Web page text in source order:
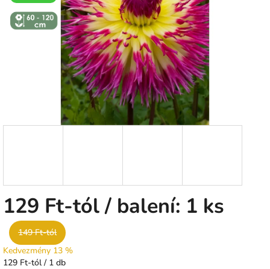
csillag.
↕️ VÝŠKA 60
- 120 CM
129 Ft-tól/ balení: 1 ks
149 Ft-tól
Kedvezmény 13 %
Egységár:
129 Ft-tól / 1 db